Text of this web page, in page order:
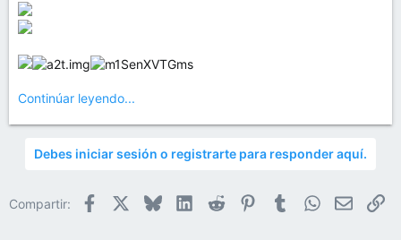
Continúar leyendo...
Debes iniciar sesión o registrarte para responder aquí.
Compartir: Facebook BlueskyLinkedIn
Reddit PinterestTumblrWhatsApp
Email